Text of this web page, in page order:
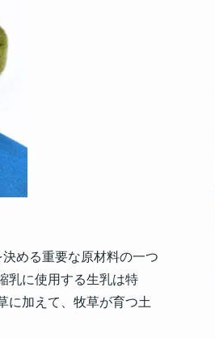
める重要な原材料の一つ
乳に使用する生乳は特
に加えて、牧草が育つ土